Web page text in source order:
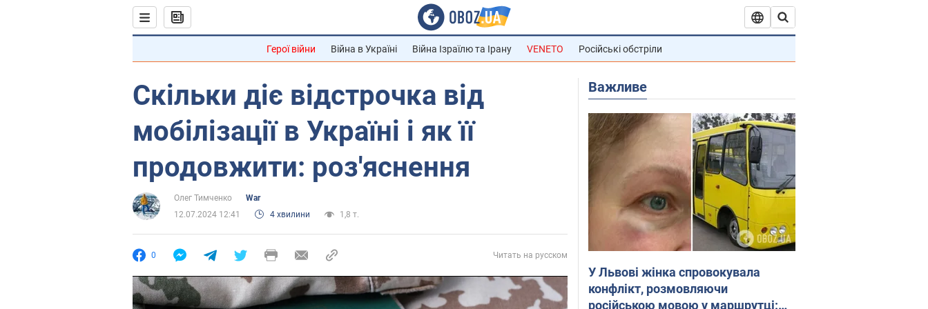
Герої війни Війна в Україні Війна Ізраїлю та Ірану VENETO Російські обстріли
Скільки діє відстрочка від
мобілізації в Україні і як її
продовжити: роз'яснення
Олег Тимченко
War
12.07.2024 12:41
4 хвилини 1,8 т.
0 Читать на русском
Важливе
У Львові жінка спровокувала
конфлікт, розмовляючи
російською мовою у маршрутці: